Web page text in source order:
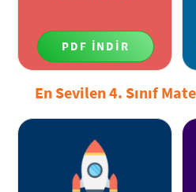
PDF İNDİR
En Sevilen 4. Sınıf